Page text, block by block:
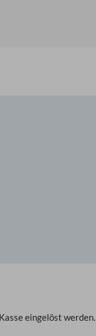
eingelöst werden.